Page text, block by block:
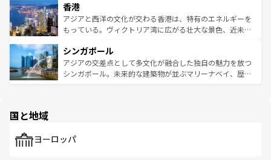
とつ。フォーやバインミー、ベトナムコーヒーなどは、ぜ
ひ現地で味わいたい。どの地域を訪れてもあたたかい人々
が旅行者を迎えてくれるので、きっと忘れられない旅にな
参照してほしい。
の活気が交差している。北部ではチェンマイなどの山岳地
帯で自然と触れ合い、南部ではプーケットやクラビの美し
いビーチでリゾート気分を楽しむことができる。タイ料理
激する。気候は一年中温暖で、どの季節にも異なる楽しみ
が待っている。親しみやすいタイの人々、仏教を中心とし
た文化、そして多様な観光資源が、訪れる旅人を魅了し続
香港
アジアと西洋の文化が交わる香港は、特有のエネルギーを
もっている。ヴィクトリア湾に広がる壮大な景色、近未来
み、どこを訪れても感動するはず。観光スポットが密集し
ており、効率よく見どころを回れるのも魅力。息をのむよ
うな絶景から文化的な体験まで、香港を存分に楽しみ尽く
シンガポール
アジアの交差点として多文化が融合した独自の魅力を放つ
シンガポール。未来的な建築物が並ぶマリーナベイ、歴史
で、ホーカーズは地元の風情を楽しめる外せないスポット
国と地域
ヨーロッパ